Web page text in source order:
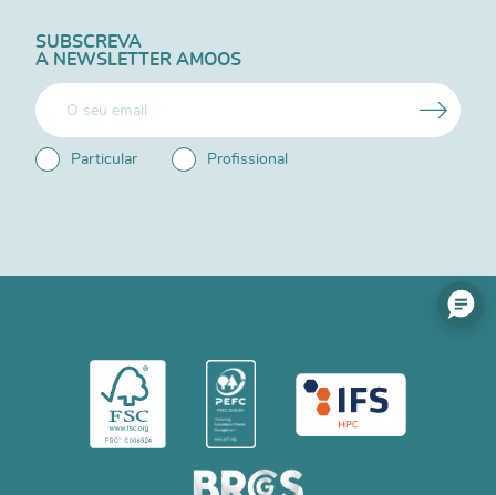
SUBSCREVA
A NEWSLETTER AMOOS
Particular Profissional